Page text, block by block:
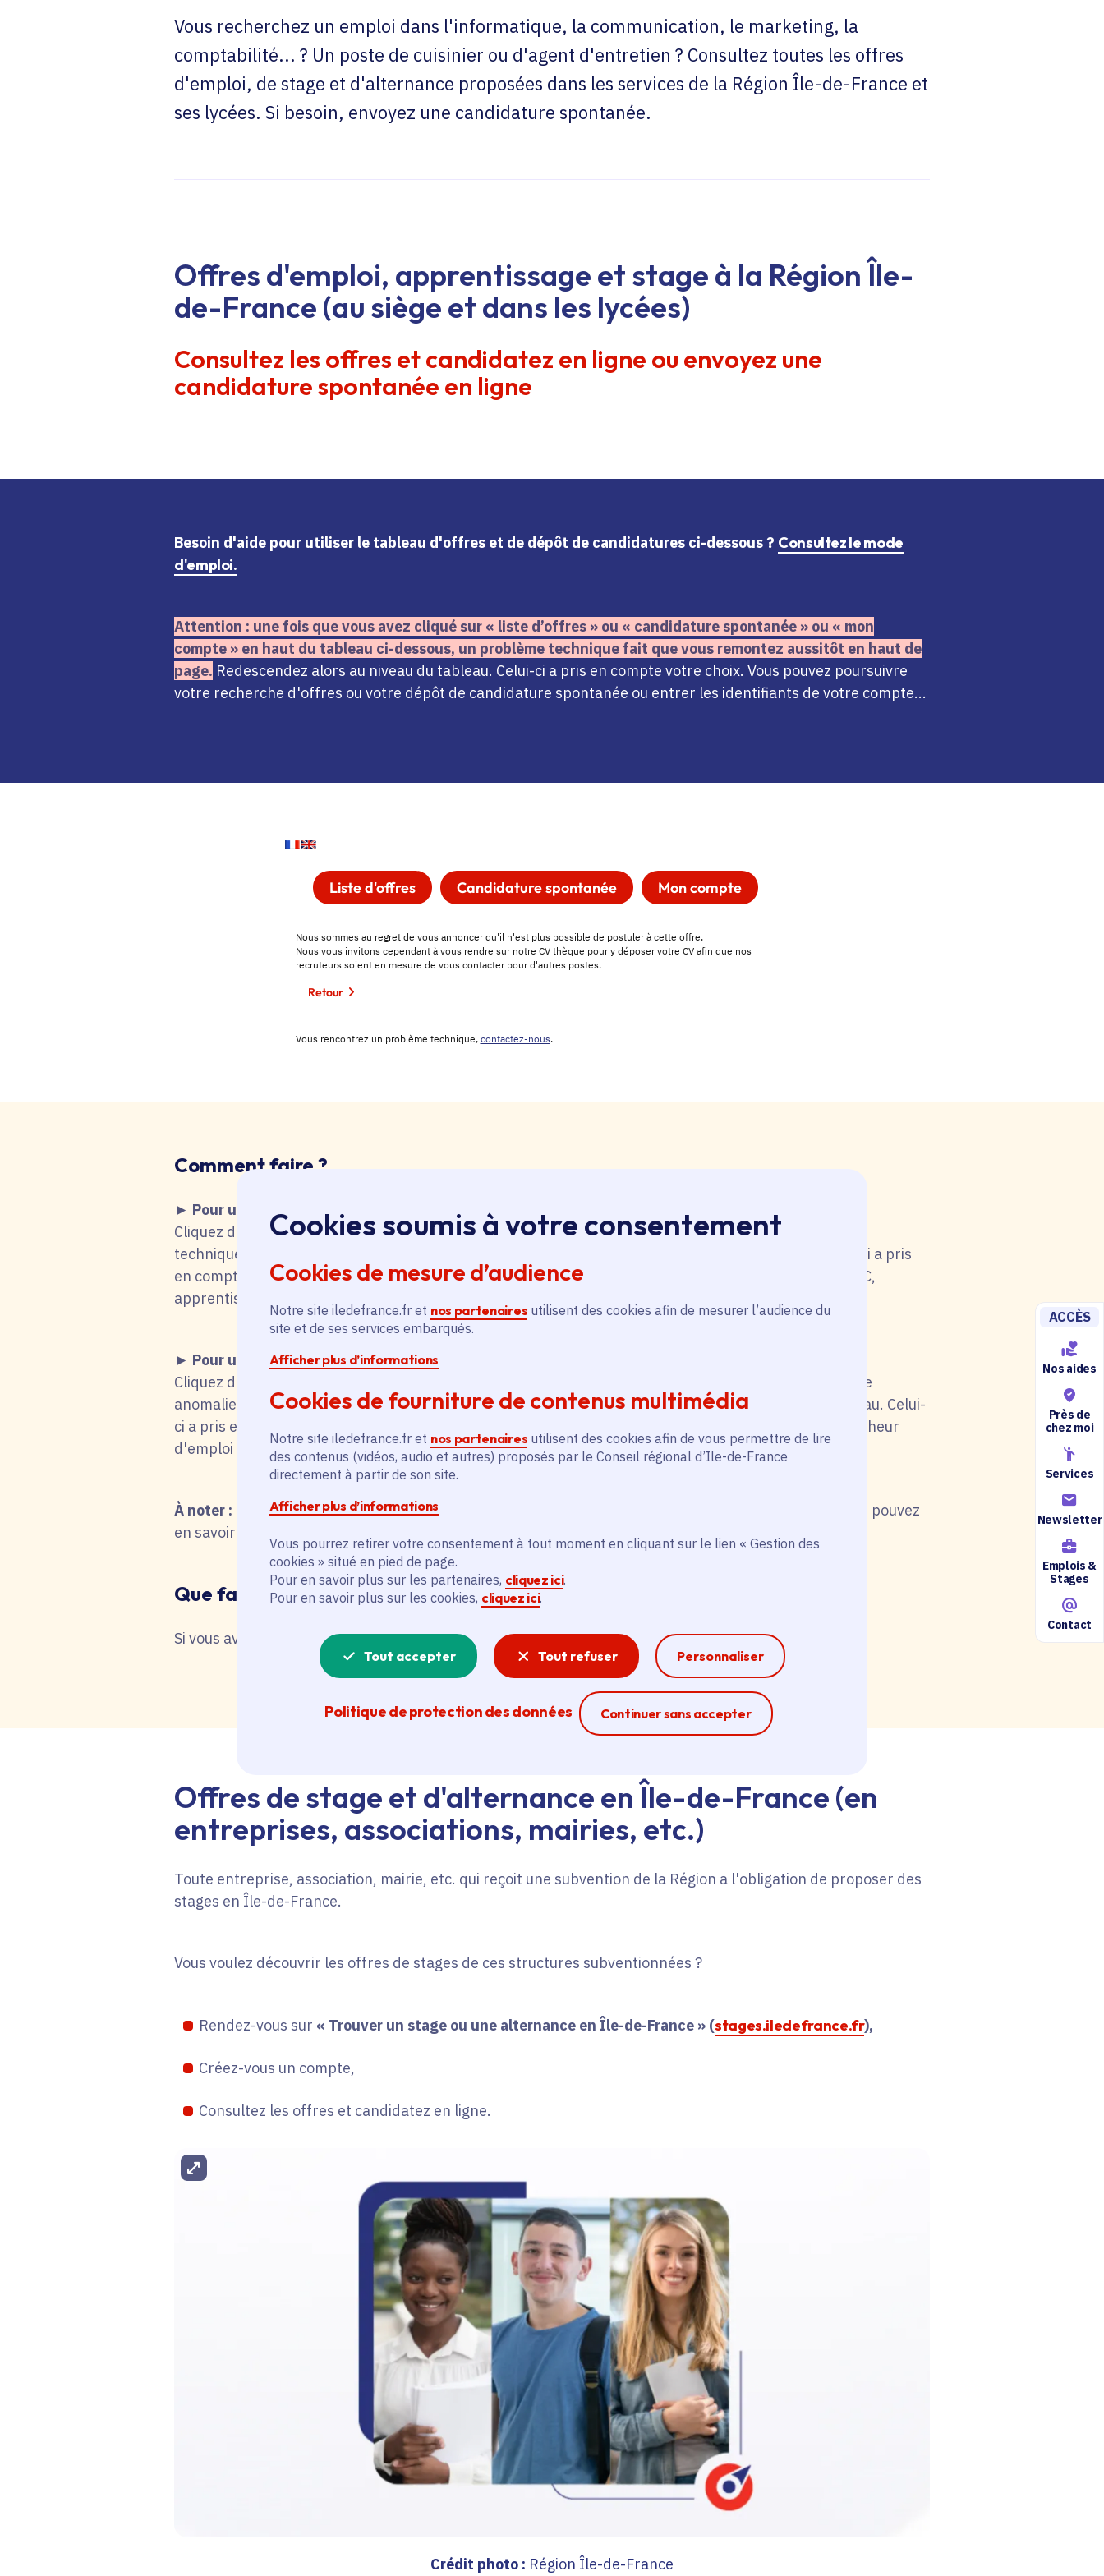
Cookies soumis à votre consentement
Cookies de mesure d’audience
Notre site iledefrance.fr et nos partenaires utilisent des cookies afin de mesurer l’audience du
site et de ses services embarqués.
Afficher plus d’informations
Cookies de fourniture de contenus multimédia
Notre site iledefrance.fr et nos partenaires utilisent des cookies afin de vous permettre de lire
des contenus (vidéos, audio et autres) proposés par le Conseil régional d’Ile-de-France
directement à partir de son site.
Afficher plus d’informations
Vous pourrez retirer votre consentement à tout moment en cliquant sur le lien « Gestion des
cookies » situé en pied de page.
Pour en savoir plus sur les partenaires, cliquez ici.
Pour en savoir plus sur les cookies, cliquez ici.
Tout accepter Tout refuser Personnaliser
Politique de protection des données Continuer sans accepter
Ferme la modale
ACCÈS
Nos aides
Près de
chez moi
Services
Newsletter
Emplois &
Stages
Contact
Vous recherchez un emploi dans l'informatique, la communication, le marketing, la
comptabilité... ? Un poste de cuisinier ou d'agent d'entretien ? Consultez toutes les offres
d'emploi, de stage et d'alternance proposées dans les services de la Région Île-de-France et
ses lycées. Si besoin, envoyez une candidature spontanée.
Offres d'emploi, apprentissage et stage à la Région Île-
de-France (au siège et dans les lycées)
Consultez les offres et candidatez en ligne ou envoyez une
candidature spontanée en ligne
Besoin d'aide pour utiliser le tableau d'offres et de dépôt de candidatures ci-dessous ? Consultez le mode
d'emploi.
Attention : une fois que vous avez cliqué sur « liste d’offres » ou « candidature spontanée » ou « mon
compte » en haut du tableau ci-dessous, un problème technique fait que vous remontez aussitôt en haut de
page. Redescendez alors au niveau du tableau. Celui-ci a pris en compte votre choix. Vous pouvez poursuivre
votre recherche d'offres ou votre dépôt de candidature spontanée ou entrer les identifiants de votre compte...
Comment faire ?
► Pour une recherche d'emploi, apprentissage, stage
Cliquez dans le tableau ci-dessus sur le bouton « Liste d'offres » pour qu'il soit en rouge. Une anomalie
technique fait que vous remontez aussitôt en haut de page. Redescendez au niveau du tableau. Celui-ci a pris
en compte votre choix. Vous pouvez alors faire une recherche par catégorie (emploi de catégorie A/B/C,
apprentissage, stage), mot-clé, filière et département (75, 77, 78, 91, 92, 93, 94, 95).
► Pour une candidature spontanée
Cliquez dans le tableau ci-dessus sur le bouton « Candidature spontanée » pour qu'il soit en rouge. Une
anomalie technique fait que vous remontez aussitôt en haut de page. Redescendez au niveau du tableau. Celui-
ci a pris en compte votre choix. Vous pouvez alors sélectionner siège ou lycées et votre situation (chercheur
d'emploi titulaire de la fonction publique ou non, apprenti, stagiaire) et candidatez.
À noter :
pour une recherche d'emploi au siège de la Région ou dans les lycées, avant de postuler, vous pouvez
en savoir plus en interrogeant nos agents Ambassadeurs.
Que faire en cas de problème technique ?
Si vous avez besoin d'une assistance technique, écrivez-nous en utilisantle formulaire accessible ici.
Offres de stage et d'alternance en Île-de-France (en
entreprises, associations, mairies, etc.)
Toute entreprise, association, mairie, etc. qui reçoit une subvention de la Région a l'obligation de proposer des
stages en Île-de-France.
Vous voulez découvrir les offres de stages de ces structures subventionnées ?
Rendez-vous sur « Trouver un stage ou une alternance en Île-de-France » (stages.iledefrance.fr),
Créez-vous un compte,
Consultez les offres et candidatez en ligne.
Agrandir l'image
Crédit photo : Région Île-de-France